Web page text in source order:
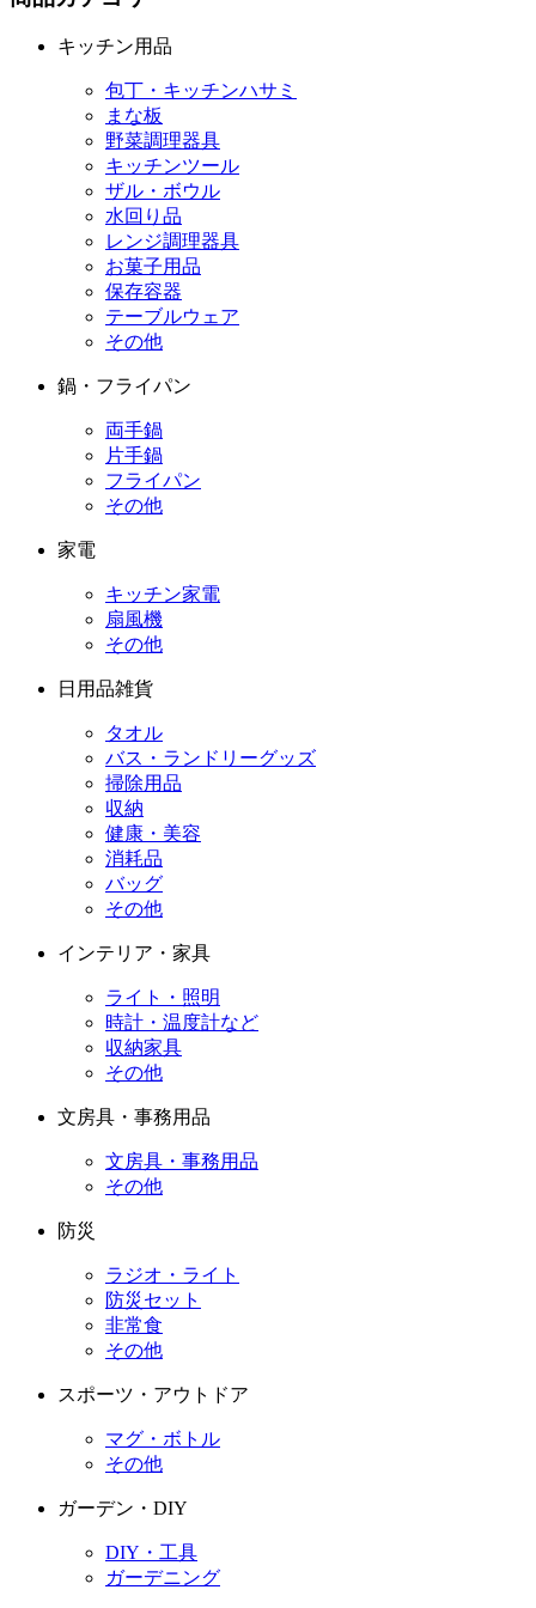
キッチン用品
包丁・キッチンハサミ
まな板
野菜調理器具
キッチンツール
ザル・ボウル
水回り品
レンジ調理器具
お菓子用品
保存容器
テーブルウェア
その他
鍋・フライパン
両手鍋
片手鍋
フライパン
その他
家電
キッチン家電
扇風機
その他
日用品雑貨
タオル
バス・ランドリーグッズ
掃除用品
収納
健康・美容
消耗品
バッグ
その他
インテリア・家具
ライト・照明
時計・温度計など
収納家具
その他
文房具・事務用品
文房具・事務用品
その他
防災
ラジオ・ライト
防災セット
非常食
その他
スポーツ・アウトドア
マグ・ボトル
その他
ガーデン・DIY
DIY・工具
ガーデニング